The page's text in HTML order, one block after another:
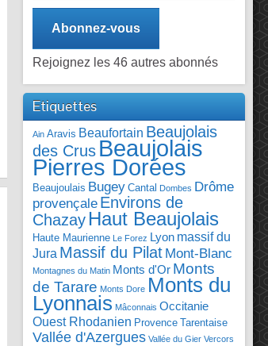
Abonnez-vous
Rejoignez les 46 autres abonnés
Etiquettes
Ain Aravis Beaufortain Beaujolais
des Crus Beaujolais
Pierres Dorées
Beaujoulais Bugey Cantal Dombes Drôme
provençale Environs de
Chazay Haut Beaujolais
Haute Maurienne Le Forez Lyon massif du
Jura Massif du Pilat Mont-Blanc
Montagnes du Matin Monts d'Or Monts
de Tarare Monts Dore Monts du
Lyonnais Mâconnais Occitanie
Ouest Rhodanien Provence Tarentaise
Vallée d'Azergues Vallée du Gier Vercors